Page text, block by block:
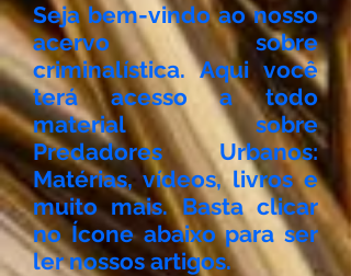
Seja bem-vindo ao nosso
acervo sobre
criminalística. Aqui você
terá acesso a todo
material sobre
Predadores Urbanos:
Matérias, vídeos, livros e
muito mais. Basta clicar
no Ícone abaixo para ser
ler nossos artigos.